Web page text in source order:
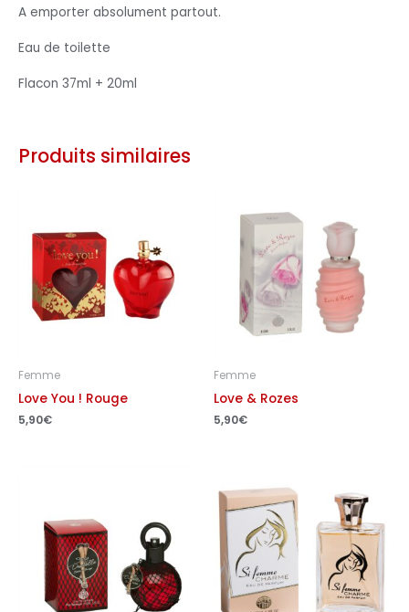
A emporter absolument partout.
Eau de toilette
Flacon 37ml + 20ml
Produits similaires
Femme
Love You ! Rouge
5,90€
Femme
Love & Rozes
5,90€